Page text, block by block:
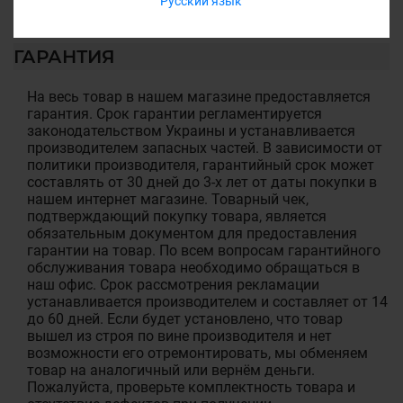
ГАРАНТИЯ
На весь товар в нашем магазине предоставляется
гарантия. Срок гарантии регламентируется
законодательством Украины и устанавливается
производителем запасных частей. В зависимости от
политики производителя, гарантийный срок может
составлять от 30 дней до 3-х лет от даты покупки в
нашем интернет магазине. Товарный чек,
подтверждающий покупку товара, является
обязательным документом для предоставления
гарантии на товар. По всем вопросам гарантийного
обслуживания товара необходимо обращаться в
наш офис. Срок рассмотрения рекламации
устанавливается производителем и составляет от 14
до 60 дней. Если будет установлено, что товар
вышел из строя по вине производителя и нет
возможности его отремонтировать, мы обменяем
товар на аналогичный или вернём деньги.
Пожалуйста, проверьте комплектность товара и